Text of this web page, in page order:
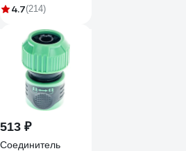
Cristallino (3/4", 25
4.7(214)
513 ₽
Соединитель